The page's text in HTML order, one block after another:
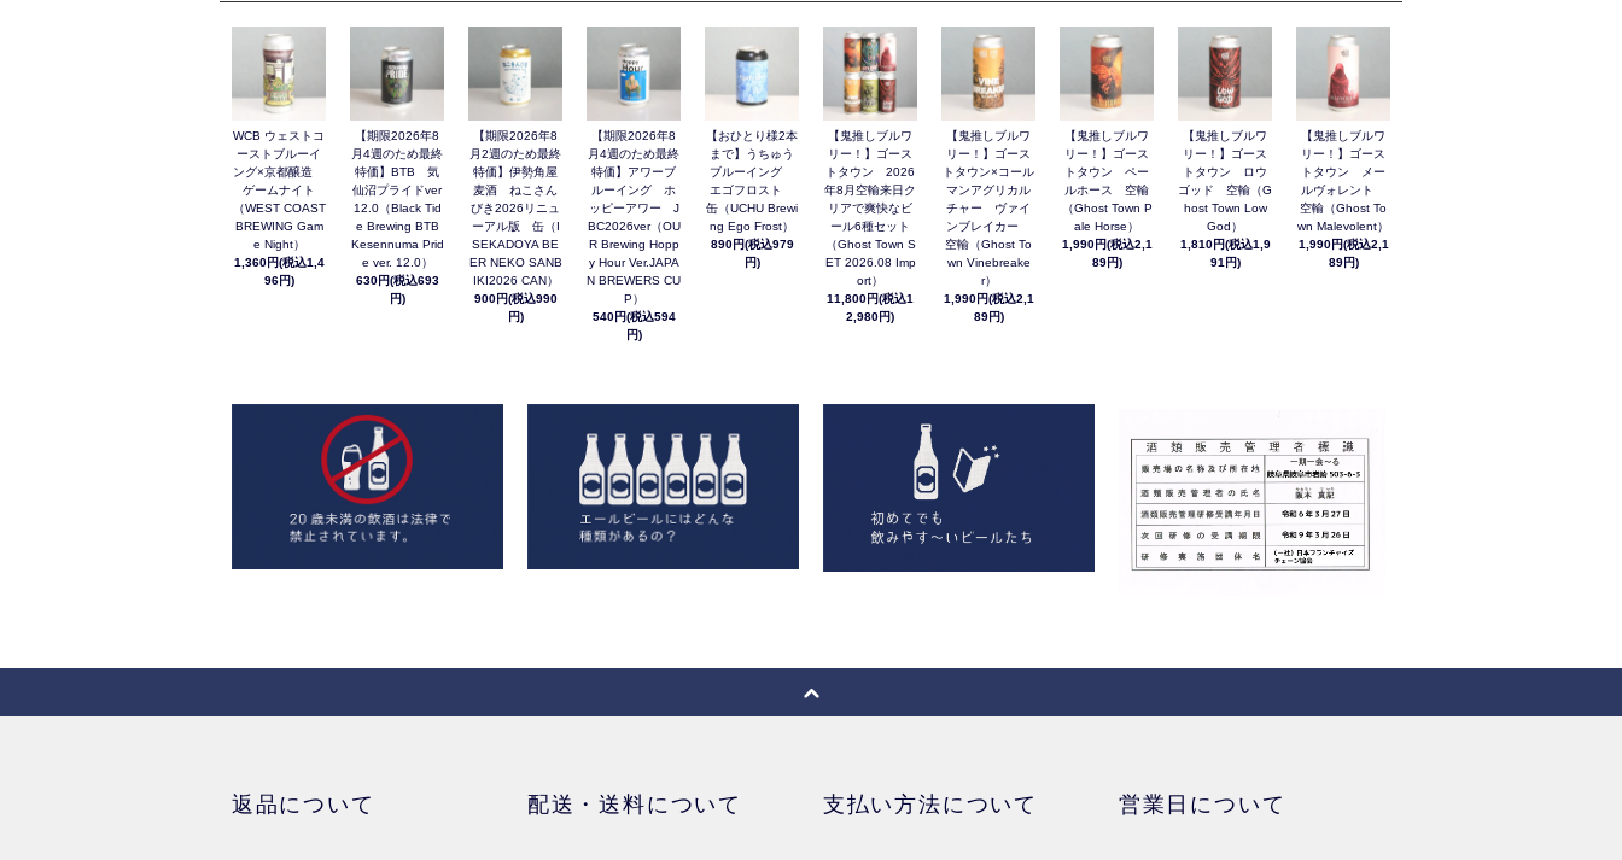
WCB ウェストコ
ーストブルーイ
ング×京都醸造
ゲームナイト
（WEST COAST
BREWING Gam
e Night）
1,360円(税込1,4
96円)
【期限2026年8
月4週のため最終
特価】BTB 気
仙沼プライドver
12.0（Black Tid
e Brewing BTB
Kesennuma Prid
e ver. 12.0）
630円(税込693
円)
【期限2026年8
月2週のため最終
特価】伊勢角屋
麦酒 ねこさん
びき2026リニュ
ーアル版 缶（I
SEKADOYA BE
ER NEKO SANB
IKI2026 CAN）
900円(税込990
円)
【期限2026年8
月4週のため最終
特価】アワーブ
ルーイング ホ
ッピーアワー J
BC2026ver（OU
R Brewing Hopp
y Hour Ver.JAPA
N BREWERS CU
P）
540円(税込594
円)
【おひとり様2本
まで】うちゅう
ブルーイング
エゴフロスト
缶（UCHU Brewi
ng Ego Frost）
890円(税込979
円)
【鬼推しブルワ
リー！】ゴース
トタウン 2026
年8月空輸来日ク
リアで爽快なビ
ール6種セット
（Ghost Town S
ET 2026.08 Imp
ort）
11,800円(税込1
2,980円)
【鬼推しブルワ
リー！】ゴース
トタウン×コール
マンアグリカル
チャー ヴァイ
ンブレイカー
空輸（Ghost To
wn Vinebreake
r）
1,990円(税込2,1
89円)
【鬼推しブルワ
リー！】ゴース
トタウン ペー
ルホース 空輸
（Ghost Town P
ale Horse）
1,990円(税込2,1
89円)
【鬼推しブルワ
リー！】ゴース
トタウン ロウ
ゴッド 空輸（G
host Town Low
God）
1,810円(税込1,9
91円)
【鬼推しブルワ
リー！】ゴース
トタウン メー
ルヴォレント
空輸（Ghost To
wn Malevolent）
1,990円(税込2,1
89円)
返品について 配送・送料について 支払い方法について 営業日について